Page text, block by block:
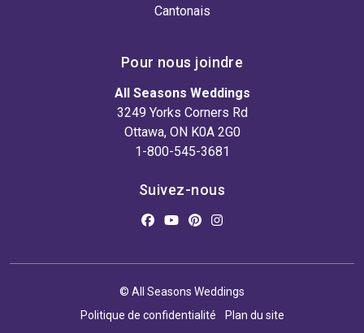
Cantonais
Pour nous joindre
All Seasons Weddings
3249 Yorks Corners Rd
Ottawa, ON K0A 2G0
1-800-545-3681
Suivez-nous
© All Seasons Weddings
Politique de confidentialité
Plan du site